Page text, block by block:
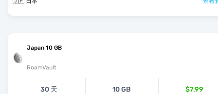
Japan 10 GB
RoamVault
30 天 10 GB $7.99